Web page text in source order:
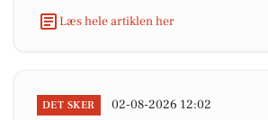
Læs hele artiklen her
DET SKER 02-08-2026 12:02